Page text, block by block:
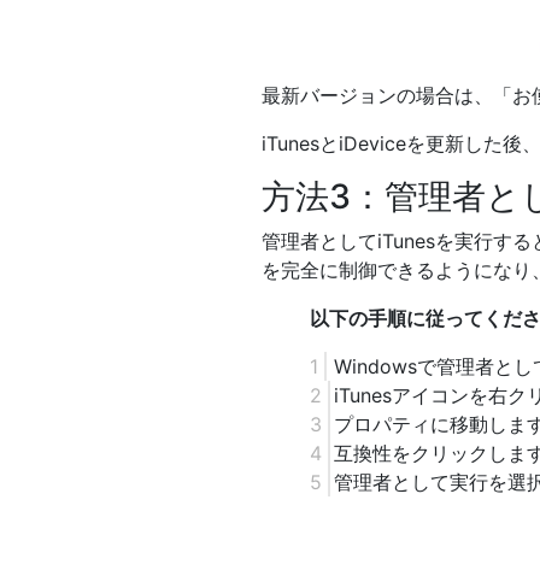
最新バージョンの場合は、「
iTunesとiDeviceを更新した後
方法3：管理者と
管理者としてiTunesを実行す
を完全に制御できるようにな
以下の手順に従ってくだ
Windowsで管理者とし
iTunesアイコンを右ク
プロパティに移動しま
互換性をクリックしま
管理者として実行を選